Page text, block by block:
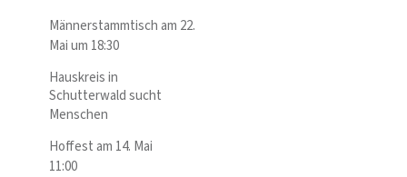
Männerstammtisch am 22.
Mai um 18:30
Hauskreis in
Schutterwald sucht
Menschen
Hoffest am 14. Mai
11:00